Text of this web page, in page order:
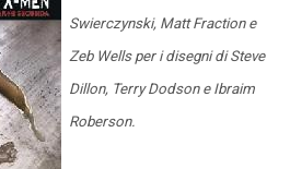
Swierczynski, Matt Fraction e
Zeb Wells per i disegni di Steve
Dillon, Terry Dodson e Ibraim
Roberson.